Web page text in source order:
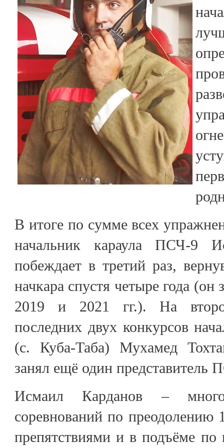
В итоге по сумме всех
начальник караула ПСЧ-9
побеждает в третий раз,
начкара спустя четыре года (он
2019 и 2021 гг.). На
последних двух конкурсов
(с. Куба-Таба) Мухамед
занял ещё один
Исмаил Карданов –
соревнований по преодолению
препятствиями и в подъёме